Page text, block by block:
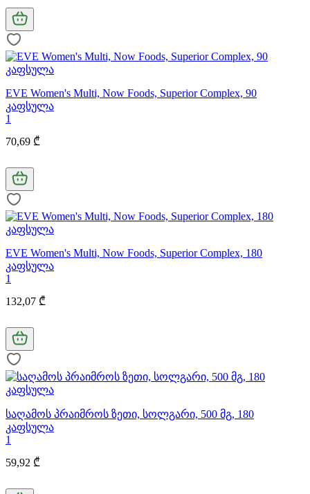
EVE Women's Multi, Now Foods, Superior Complex, 90
კაფსულა
1
70,69 ₾
EVE Women's Multi, Now Foods, Superior Complex, 180
კაფსულა
1
132,07 ₾
საღამოს პრაიმროს ზეთი, სოლგარი, 500 მგ, 180
კაფსულა
1
59,92 ₾